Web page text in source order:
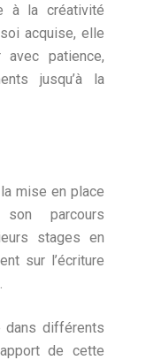
à la créativité
acquise, elle
patience,
jusqu’à la
mise en place
son parcours
stages en
sur l’écriture
dans différents
de cette